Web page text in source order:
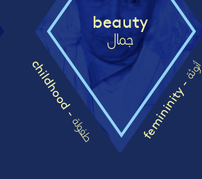
beauty
جمال
childhood -
طفولة femininity -
أنوثة